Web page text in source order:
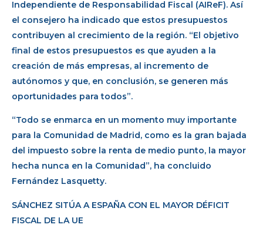
Independiente de Responsabilidad Fiscal (AIReF). Así
el consejero ha indicado que estos presupuestos
contribuyen al crecimiento de la región. “El objetivo
final de estos presupuestos es que ayuden a la
creación de más empresas, al incremento de
autónomos y que, en conclusión, se generen más
oportunidades para todos”.
“Todo se enmarca en un momento muy importante
para la Comunidad de Madrid, como es la gran bajada
del impuesto sobre la renta de medio punto, la mayor
hecha nunca en la Comunidad”, ha concluido
Fernández Lasquetty.
SÁNCHEZ SITÚA A ESPAÑA CON EL MAYOR DÉFICIT
FISCAL DE LA UE